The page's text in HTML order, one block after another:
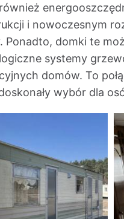
i nowoczesnym
Ponadto, domki te
systemy
domów. To
wybór dla